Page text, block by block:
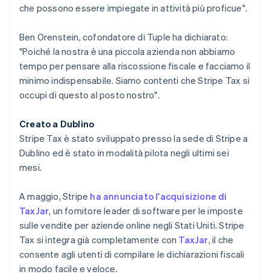
che possono essere impiegate in attività più proficue".
Ben Orenstein, cofondatore di Tuple ha dichiarato:
"Poiché la nostra è una piccola azienda non abbiamo
tempo per pensare alla riscossione fiscale e facciamo il
minimo indispensabile. Siamo contenti che Stripe Tax si
occupi di questo al posto nostro".
Creato a Dublino
Stripe Tax è stato sviluppato presso la sede di Stripe a
Dublino ed è stato in modalità pilota negli ultimi sei
mesi.
A maggio, Stripe ha annunciato l'acquisizione di
TaxJar, un fornitore leader di software per le imposte
sulle vendite per aziende online negli Stati Uniti. Stripe
Tax si integra già completamente con TaxJar, il che
consente agli utenti di compilare le dichiarazioni fiscali
in modo facile e veloce.
Irlanda
Italia
ItalianoEnglish
Lettonia
English
Liechtenstein
Deutsch English
Lituania
Lussemburgo
FrançaisDeutsch English
Malaysia
English
English
Messico
Español English
Norvegia
English
Nuova Zelanda
English